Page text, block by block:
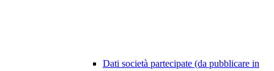
Dati società partecipate (da pubblicare in